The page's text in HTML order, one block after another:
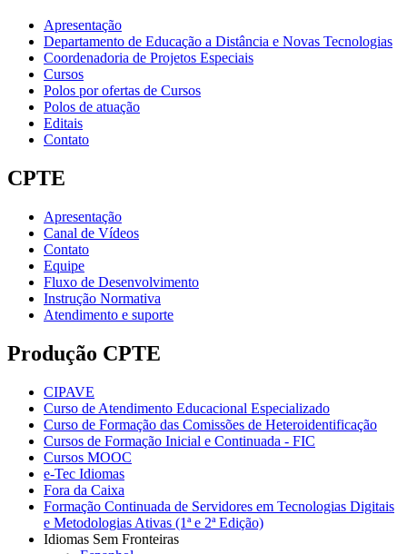
Apresentação
Departamento de Educação a Distância e Novas Tecnologias
Coordenadoria de Projetos Especiais
Cursos
Polos por ofertas de Cursos
Polos de atuação
Editais
Contato
CPTE
Apresentação
Canal de Vídeos
Contato
Equipe
Fluxo de Desenvolvimento
Instrução Normativa
Atendimento e suporte
Produção CPTE
CIPAVE
Curso de Atendimento Educacional Especializado
Curso de Formação das Comissões de Heteroidentificação
Cursos de Formação Inicial e Continuada - FIC
Cursos MOOC
e-Tec Idiomas
Fora da Caixa
Formação Continuada de Servidores em Tecnologias Digitais
e Metodologias Ativas (1ª e 2ª Edição)
Idiomas Sem Fronteiras